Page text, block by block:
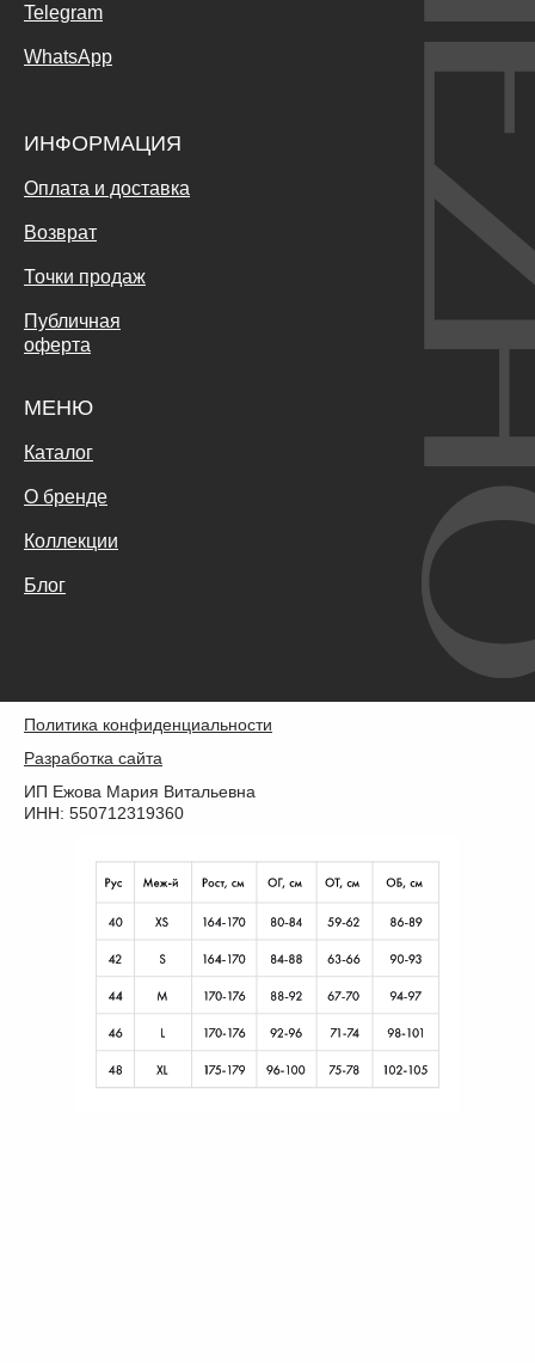
Telegram
WhatsApp
ИНФОРМАЦИЯ
Оплата и доставка
Возврат
Точки продаж
Публичная
оферта
МЕНЮ
Каталог
О бренде
Коллекции
Блог
Политика конфиденциальности
Разработка сайта
ИП Ежова Мария Витальевна
ИНН: 550712319360